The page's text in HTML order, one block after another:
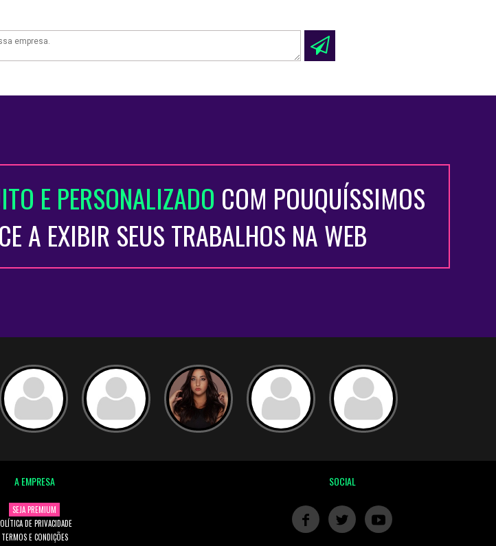
E PERSONALIZADO COM POUQUÍSSIMOS
A EXIBIR SEUS TRABALHOS NA WEB
A EMPRESA
SEJA PREMIUM
DE PRIVACIDADE
TERMOS E CONDIÇÕES
SOCIAL